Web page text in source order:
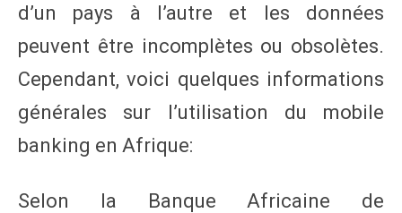
d’un pays à l’autre et les données
peuvent être incomplètes ou obsolètes.
Cependant, voici quelques informations
générales sur l’utilisation du mobile
banking en Afrique:
Selon la Banque Africaine de